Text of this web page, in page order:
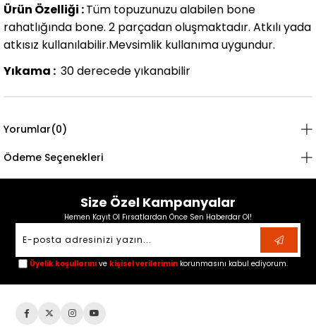
Ürün Özelliği :Tüm topuzunuzu alabilen bone
rahatlığında bone. 2 parçadan oluşmaktadır. Atkılı yada
atkısız kullanılabilir.Mevsimlik kullanıma uygundur.
Yıkama : 30 derecede yıkanabilir
Yorumlar(0)
Ödeme Seçenekleri
Size Özel Kampanyalar
Hemen Kayıt Ol Fırsatlardan Önce Sen Haberdar Ol!
Üyelik koşullarını ve kişisel verilerimin korunmasını kabul ediyorum.